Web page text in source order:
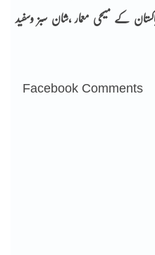
کے مسیحی معمار ،شان سبز وسفید
Facebook Comments